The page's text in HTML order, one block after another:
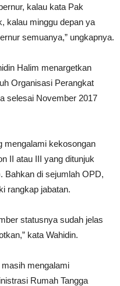
kalau kata Pak
kalau minggu depan ya
semuanya,” ungkapnya.
Halim menargetkan
Organisasi Perangkat
selesai November 2017
mengalami kekosongan
II atau III yang ditunjuk
Bahkan di sejumlah OPD,
rangkap jabatan.
statusnya sudah jelas
kata Wahidin.
mengalami
Rumah Tangga